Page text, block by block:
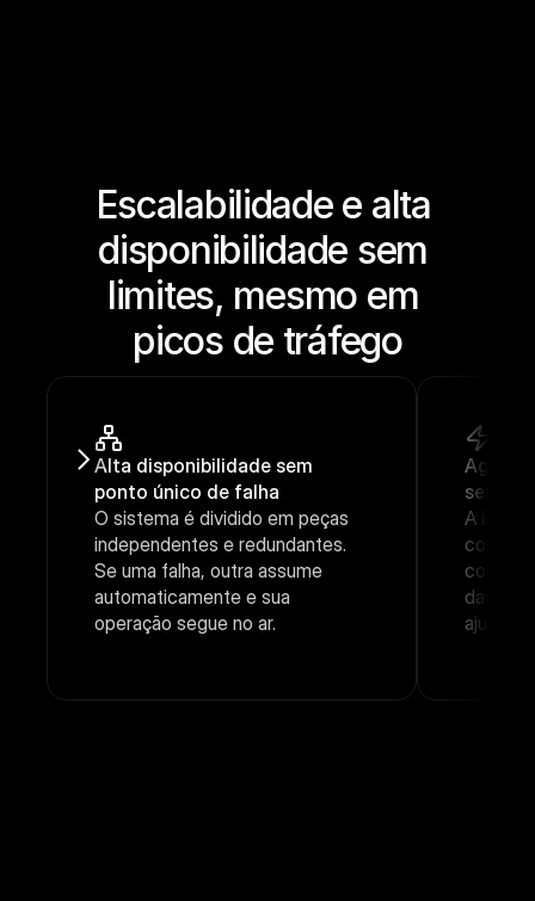
Escalabilidade e alta
disponibilidade sem
limites, mesmo em
picos de tráfego
Alta disponibilidade sem
ponto único de falha
O sistema é dividido em peças
independentes e redundantes.
Se uma falha, outra assume
automaticamente e sua
operação segue no ar.
sem
A
como a
dar
ajuste